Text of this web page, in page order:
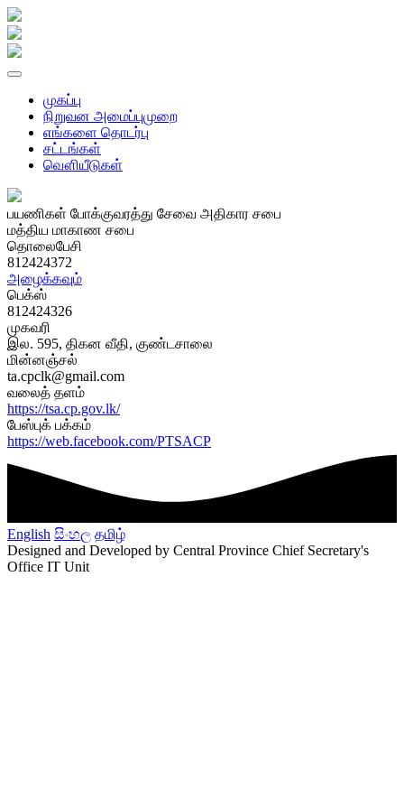
முகப்பு
நிறுவன அமைப்புமுறை
எங்களை தொடர்பு
சட்டங்கள்
வௌியீடுகள்
பயணிகள் போக்குவரத்து சேவை அதிகார சபை
மத்திய மாகாண சபை
தொலைபேசி
812424372
அழைக்கவும்
பெக்ஸ்
812424326
முகவரி
இல. 595, திகன வீதி, குண்டசாலை
மின்னஞ்சல்
ta.cpclk@gmail.com
வலைத் தளம்
https://tsa.cp.gov.lk/
பேஸ்புக் பக்கம்
https://web.facebook.com/PTSACP
English සිංහල தமிழ்
Designed and Developed by Central Province Chief Secretary's
Office IT Unit